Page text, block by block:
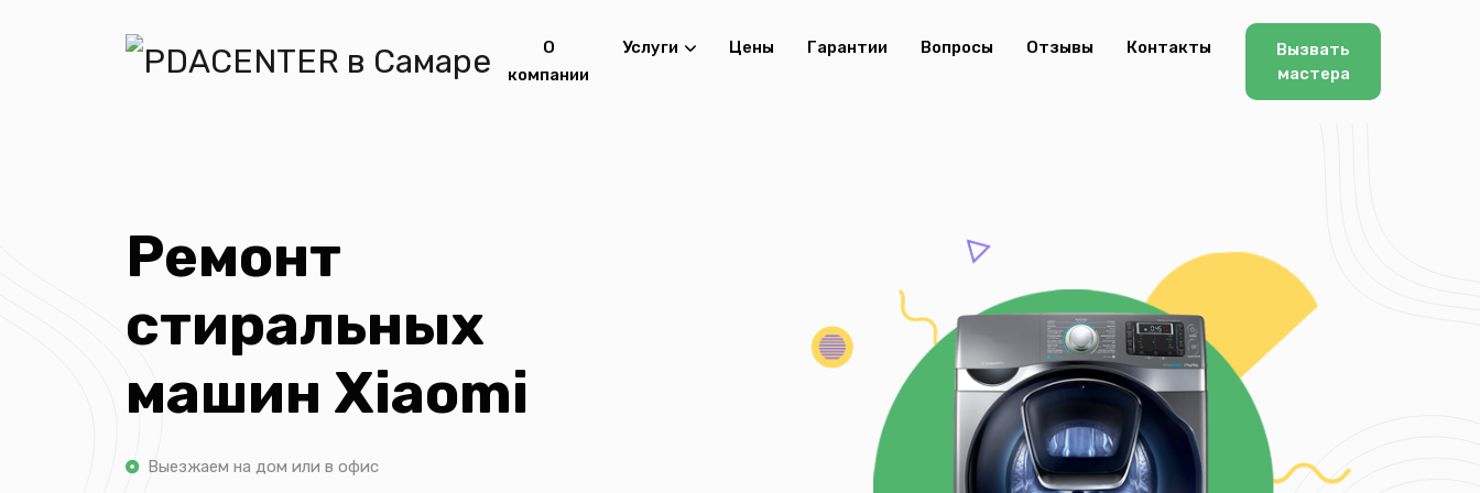
О
компании
Услуги Цены Гарантии Вопросы Отзывы Контакты
Вызвать
мастера
Ремонт
стиральных
машин Xiaomi
Выезжаем на дом или в офис